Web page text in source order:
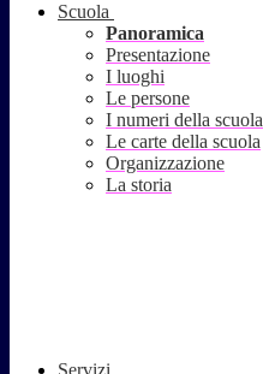
Scuola
Panoramica
Presentazione
I luoghi
Le persone
I numeri della scuola
Le carte della scuola
Organizzazione
La storia